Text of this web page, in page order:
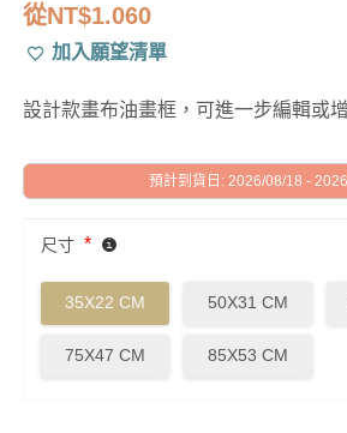
從NT$1.060
加入願望清單
設計款畫布油畫框，可進一步編輯或
預計到貨日: 2026/08/18 -
尺寸 *
35X22 CM 50X31 CM
75X47 CM 85X53 CM